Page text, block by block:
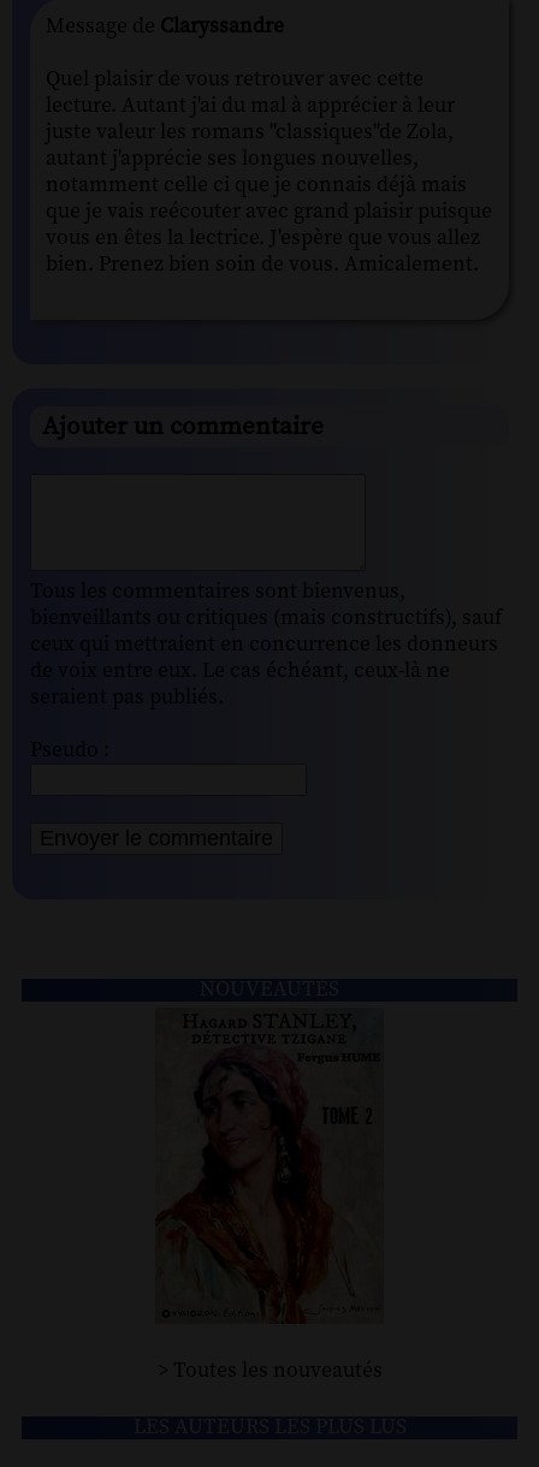
Message de Claryssandre
Quel plaisir de vous retrouver avec cette
lecture. Autant j'ai du mal à apprécier à leur
juste valeur les romans "classiques"de Zola,
autant j'apprécie ses longues nouvelles,
notamment celle ci que je connais déjà mais
que je vais reécouter avec grand plaisir puisque
vous en êtes la lectrice. J'espère que vous allez
bien. Prenez bien soin de vous. Amicalement.
Ajouter un commentaire
Tous les commentaires sont bienvenus,
bienveillants ou critiques (mais constructifs), sauf
ceux qui mettraient en concurrence les donneurs
de voix entre eux. Le cas échéant, ceux-là ne
seraient pas publiés.
Pseudo :
> Toutes les nouveautés